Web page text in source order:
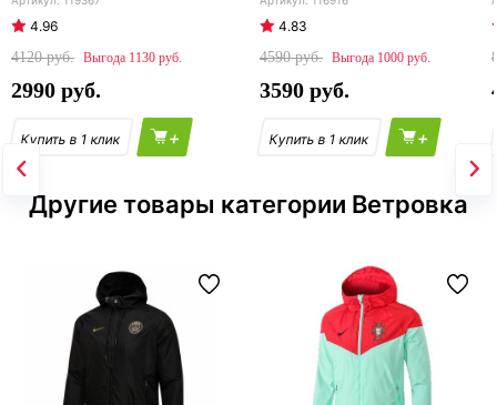
4.96
4120
1130
2990
+
4.83
4590
1000
3590
+
Другие товары категории Ветровка